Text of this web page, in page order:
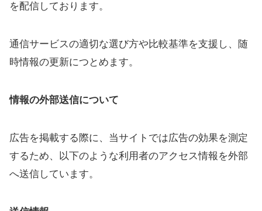
を配信しております。
通信サービスの適切な選び方や比較基準を支援し、随
時情報の更新につとめます。
情報の外部送信について
広告を掲載する際に、当サイトでは広告の効果を測定
するため、以下のような利用者のアクセス情報を外部
へ送信しています。